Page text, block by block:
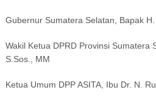
Gubernur Sumatera Selatan, Bapak
Wakil Ketua DPRD Provinsi Sumatera
S.Sos., MM
Ketua Umum DPP ASITA, Ibu Dr. N.